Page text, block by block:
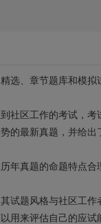
选、章节题库和模拟
社区工作的考试，考
的最新真题，并给出
年真题的命题特点合
试题风格与社区工作
用来评估自己的应试